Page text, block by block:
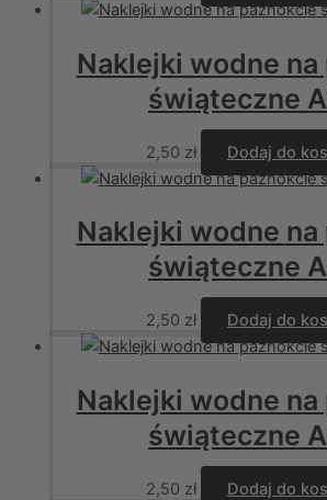
Naklejki wodne na
świąteczne
2,50 zł Dodaj do
Naklejki wodne na
świąteczne
2,50 zł Dodaj do
Naklejki wodne na
świąteczne
2,50 zł Dodaj do